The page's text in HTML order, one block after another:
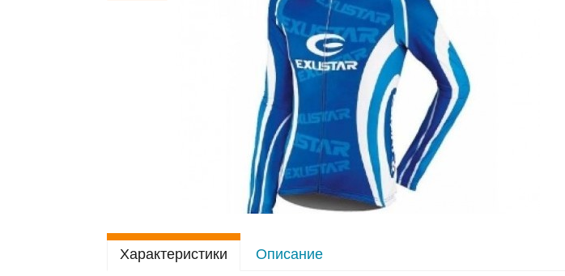
Характеристики Описание